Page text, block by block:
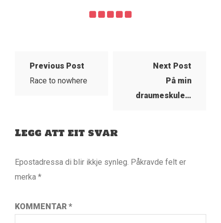
Previous Post
Race to nowhere
Next Post
På min
draumeskule…
Legg att eit svar
Epostadressa di blir ikkje synleg. Påkravde felt er
merka *
KOMMENTAR *